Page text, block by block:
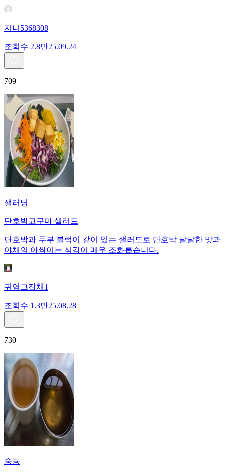
지니5368308
조회수 2.8만25.09.24
709
샐러딩
단호박고구마 샐러드
단호박과 두부 블럭이 같이 있는 샐러드로 단호박 달달한 맛과
야채의 아싹이는 식감이 매우 조화롭습니다.
귀염그잡채1
조회수 1.3만25.08.28
730
숭늉